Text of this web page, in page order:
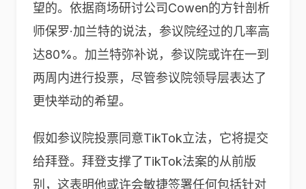
望的。依据商场研讨公司Cowen的方针剖析
师保罗·加兰特的说法，参议院经过的几率高
达80%。加兰特弥补说，参议院或许在一到
两周内进行投票，尽管参议院领导层表达了
更快举动的希望。
假如参议院投票同意TikTok立法，它将提交
给拜登。拜登支撑了TikTok法案的从前版
别，这表明他或许会敏捷签署任何包括针对